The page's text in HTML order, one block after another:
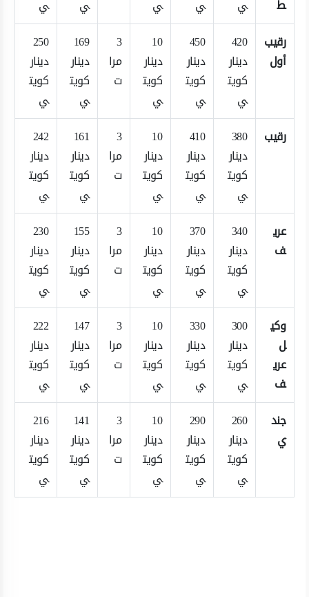
ط
ي
ي
ي
ي
ي
رقيب
أول
420
دينار
كويت
ي
450
دينار
كويت
ي
10
دينار
كويت
ي
3
مرا
ت
169
دينار
كويت
ي
250
دينار
كويت
ي
رقيب
380
دينار
كويت
ي
410
دينار
كويت
ي
10
دينار
كويت
ي
3
مرا
ت
161
دينار
كويت
ي
242
دينار
كويت
ي
عري
ف
340
دينار
كويت
ي
370
دينار
كويت
ي
10
دينار
كويت
ي
3
مرا
ت
155
دينار
كويت
ي
230
دينار
كويت
ي
وكي
ل
عري
ف
300
دينار
كويت
ي
330
دينار
كويت
ي
10
دينار
كويت
ي
3
مرا
ت
147
دينار
كويت
ي
222
دينار
كويت
ي
جند
ي
260
دينار
كويت
ي
290
دينار
كويت
ي
10
دينار
كويت
ي
3
مرا
ت
141
دينار
كويت
ي
216
دينار
كويت
ي